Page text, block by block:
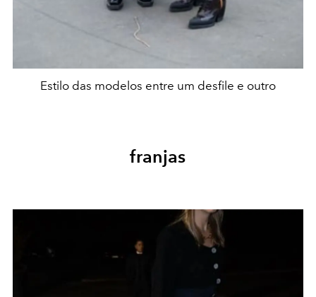
Estilo das modelos entre um desfile e outro
franjas